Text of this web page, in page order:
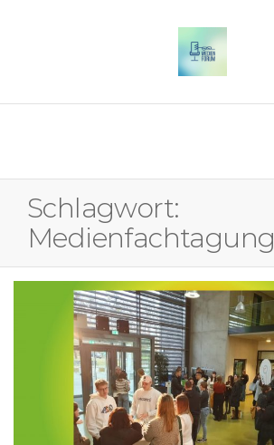
Schlagwort:
Medienfachtagung